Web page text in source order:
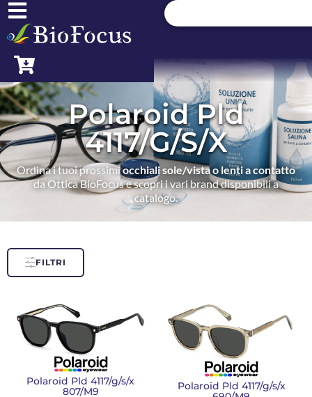
Polaroid Pld
4117/G/S/X
Ordina i tuoi prossimiocchiali sole/vista o lenti a contatto
da Ottica BioFocus e scopri i vari brand disponibili a
catalogo.
FILTRI
Polaroid Pld 4117/g/s/x
807/M9
Polaroid Pld 4117/g/s/x